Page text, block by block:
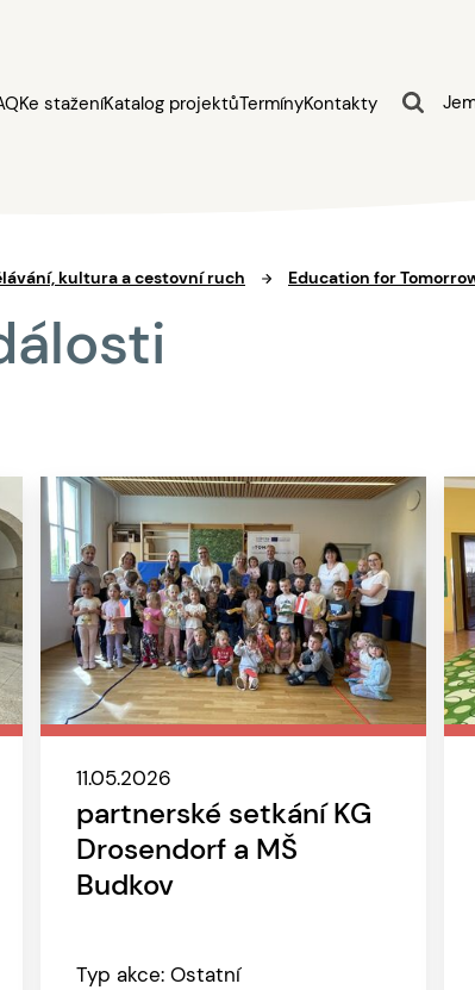
Ke staženíKatalog projektůTermínyKontakty
kultura a cestovní ruch Education for
11.05.2026
partnerské setkání KG
Drosendorf a MŠ
Budkov
Typ akce: Ostatní